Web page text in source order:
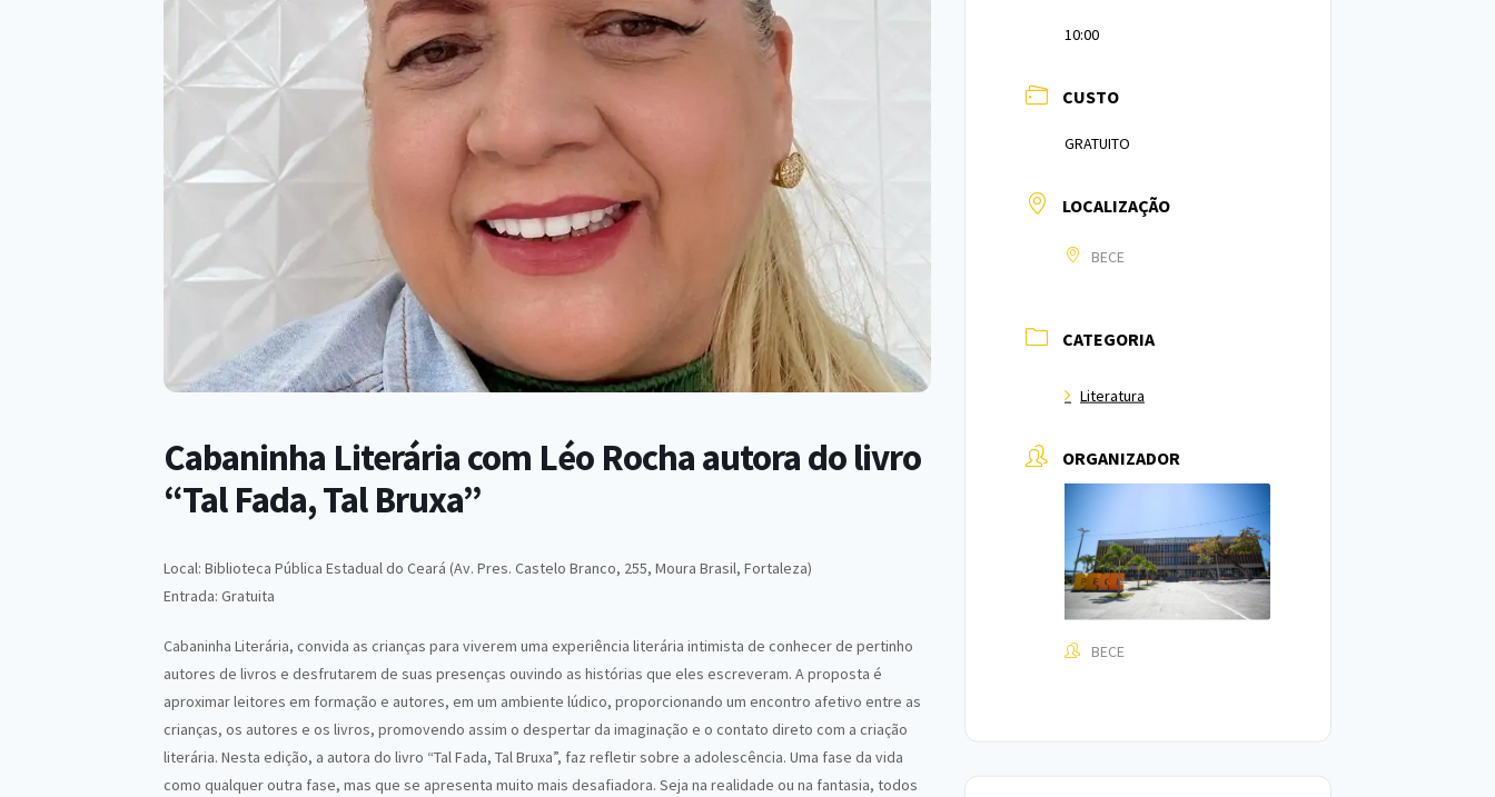
Cabaninha Literária com Léo Rocha autora do livro
“Tal Fada, Tal Bruxa”
Local: Biblioteca Pública Estadual do Ceará (Av. Pres. Castelo Branco, 255, Moura Brasil, Fortaleza)
Entrada: Gratuita
Cabaninha Literária, convida as crianças para viverem uma experiência literária intimista de conhecer de pertinho
autores de livros e desfrutarem de suas presenças ouvindo as histórias que eles escreveram. A proposta é
aproximar leitores em formação e autores, em um ambiente lúdico, proporcionando um encontro afetivo entre as
crianças, os autores e os livros, promovendo assim o despertar da imaginação e o contato direto com a criação
literária. Nesta edição, a autora do livro “Tal Fada, Tal Bruxa”, faz refletir sobre a adolescência. Uma fase da vida
como qualquer outra fase, mas que se apresenta muito mais desafiadora. Seja na realidade ou na fantasia, todos
10:00
CUSTO
GRATUITO
LOCALIZAÇÃO
BECE
CATEGORIA
Literatura
ORGANIZADOR
BECE